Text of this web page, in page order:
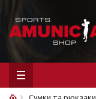
Сумки та рюкзаки